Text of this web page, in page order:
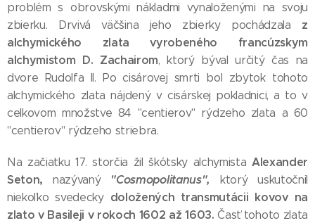
problém s obrovskými nákladmi vynaloženými na svoju
zbierku. Drvivá väčšina jeho zbierky pochádzala z
alchymického zlata vyrobeného francúzskym
alchymistom D. Zachairom, ktorý býval určitý čas na
dvore Rudolfa II. Po cisárovej smrti bol zbytok tohoto
alchymického zlata nájdený v cisárskej pokladnici, a to v
celkovom množstve 84 "centierov" rýdzeho zlata a 60
"centierov" rýdzeho striebra.
Na začiatku 17. storčia žil škótsky alchymista Alexander
Seton,nazývaný "Cosmopolitanus",
ktorý uskutočnil
niekoľko svedecky doložených transmutácii kovov na
zlato v Basileji v rokoch 1602 až 1603.Časť tohoto zlata